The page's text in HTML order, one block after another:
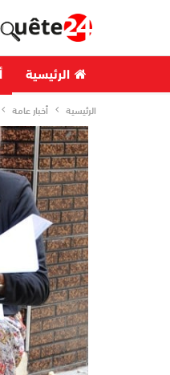
الرئيسية
الرئيسية أخبار عامة